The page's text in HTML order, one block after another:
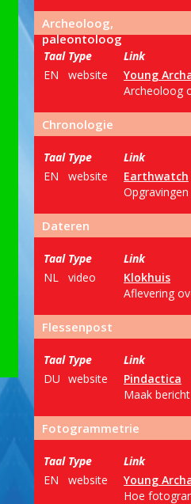
Archeoloog,
paleontoloog
Taal Type
Link
EN
website
Young
Archeoloog
Chronologie
Taal Type
Link
EN
website
Earthwatch
Dateren
Taal Type
Link
NL
video
Klokhuis
Aflevering
Flessenpost
Taal Type
Link
DU website
Pindactica
Maak
Fotogrammetrie
Taal Type
Link
EN
website
Young
Hoe